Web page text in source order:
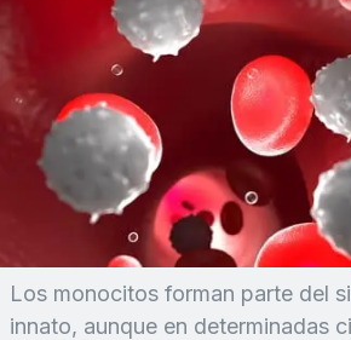
Los monocitos forman parte del
innato, aunque en determinadas